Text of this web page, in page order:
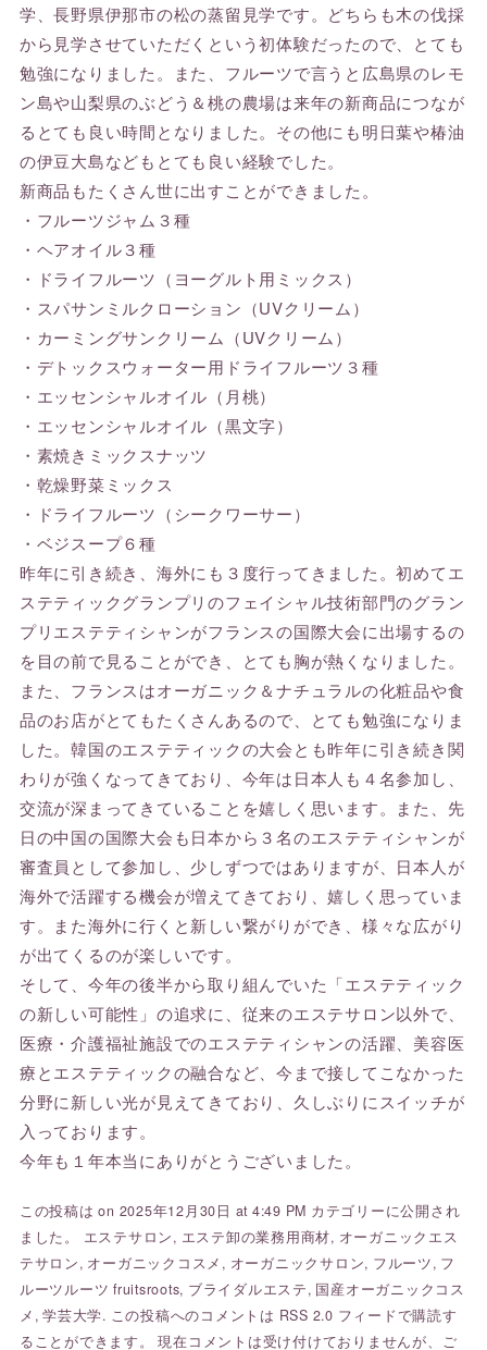
学、長野県伊那市の松の蒸留見学です。どちらも木の伐採
から見学させていただくという初体験だったので、とても
勉強になりました。また、フルーツで言うと広島県のレモ
ン島や山梨県のぶどう＆桃の農場は来年の新商品につなが
るとても良い時間となりました。その他にも明日葉や椿油
の伊豆大島などもとても良い経験でした。
新商品もたくさん世に出すことができました。
・フルーツジャム３種
・ヘアオイル３種
・ドライフルーツ（ヨーグルト用ミックス）
・スパサンミルクローション（UVクリーム）
・カーミングサンクリーム（UVクリーム）
・デトックスウォーター用ドライフルーツ３種
・エッセンシャルオイル（月桃）
・エッセンシャルオイル（黒文字）
・素焼きミックスナッツ
・乾燥野菜ミックス
・ドライフルーツ（シークワーサー）
・ベジスープ６種
昨年に引き続き、海外にも３度行ってきました。初めてエ
ステティックグランプリのフェイシャル技術部門のグラン
プリエステティシャンがフランスの国際大会に出場するの
を目の前で見ることができ、とても胸が熱くなりました。
また、フランスはオーガニック＆ナチュラルの化粧品や食
品のお店がとてもたくさんあるので、とても勉強になりま
した。韓国のエステティックの大会とも昨年に引き続き関
わりが強くなってきており、今年は日本人も４名参加し、
交流が深まってきていることを嬉しく思います。また、先
日の中国の国際大会も日本から３名のエステティシャンが
審査員として参加し、少しずつではありますが、日本人が
海外で活躍する機会が増えてきており、嬉しく思っていま
す。また海外に行くと新しい繋がりができ、様々な広がり
が出てくるのが楽しいです。
そして、今年の後半から取り組んでいた「エステティック
の新しい可能性」の追求に、従来のエステサロン以外で、
医療・介護福祉施設でのエステティシャンの活躍、美容医
療とエステティックの融合など、今まで接してこなかった
分野に新しい光が見えてきており、久しぶりにスイッチが
入っております。
今年も１年本当にありがとうございました。
この投稿は on 2025年12月30日 at 4:49 PM カテゴリーに公開され
ました。 エステサロン, エステ卸の業務用商材, オーガニックエス
テサロン, オーガニックコスメ , オーガニックサロン, フルーツ, フ
ルーツルーツ fruitsroots, ブライダルエステ, 国産オーガニックコス
メ ,学芸大学. この投稿へのコメントは RSS 2.0 フィードで購読す
ることができます。 現在コメントは受け付けておりませんが、ご